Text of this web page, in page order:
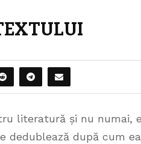
literatură și nu numai,
dedublează după cum